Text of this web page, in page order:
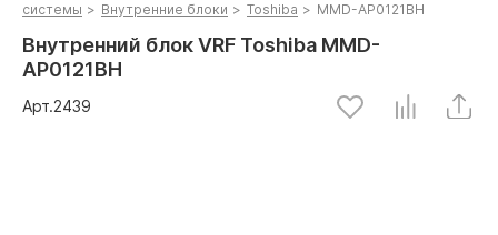
системы > Внутренние блоки > Toshiba > MMD-AP0121BH
Внутренний блок VRF Toshiba MMD-
AP0121BH
Арт.2439